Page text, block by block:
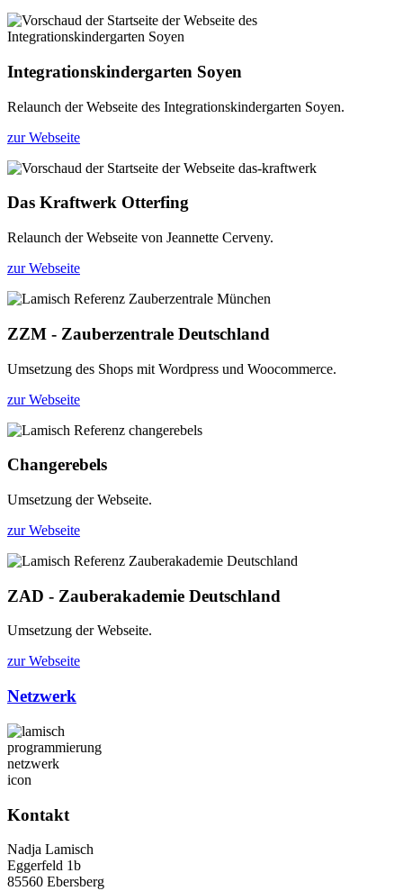
Integrationskindergarten Soyen
Relaunch der Webseite des Integrationskindergarten Soyen.
zur Webseite
Das Kraftwerk Otterfing
Relaunch der Webseite von Jeannette Cerveny.
zur Webseite
ZZM - Zauberzentrale Deutschland
Umsetzung des Shops mit Wordpress und Woocommerce.
zur Webseite
Changerebels
Umsetzung der Webseite.
zur Webseite
ZAD - Zauberakademie Deutschland
Umsetzung der Webseite.
zur Webseite
Netzwerk
Kontakt
Nadja Lamisch
Eggerfeld 1b
85560 Ebersberg